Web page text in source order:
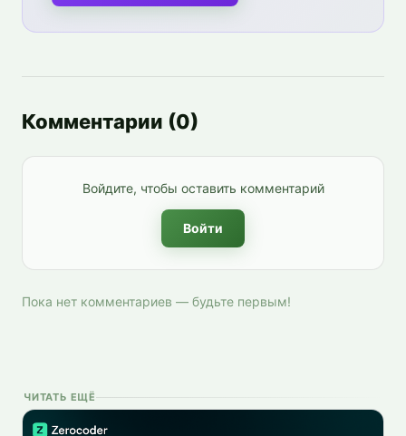
Комментарии (0)
Войдите, чтобы оставить комментарий
Войти
Пока нет комментариев — будьте первым!
ЧИТАТЬ ЕЩЁ